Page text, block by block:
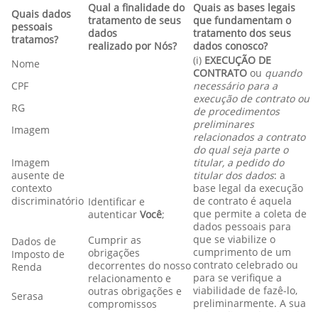
Quais dados
pessoais
tratamos?
Qual a finalidade do
tratamento de seus
dados
realizado por Nós?
Quais as bases legais
que fundamentam o
tratamento dos seus
dados conosco?
Nome
Identificar e
autenticar Você;
Cumprir as
obrigações
decorrentes do nosso
relacionamento e
outras obrigações e
compromissos
(i) EXECUÇÃO DE
CONTRATO ou quando
necessário para a
execução de contrato ou
de procedimentos
preliminares
relacionados a contrato
do qual seja parte o
titular, a pedido do
titular dos dados: a
base legal da execução
de contrato é aquela
que permite a coleta de
dados pessoais para
que se viabilize o
cumprimento de um
contrato celebrado ou
para se verifique a
viabilidade de fazê-lo,
preliminarmente. A sua
CPF
RG
Imagem
Imagem
ausente de
contexto
discriminatório
Dados de
Imposto de
Renda
Serasa